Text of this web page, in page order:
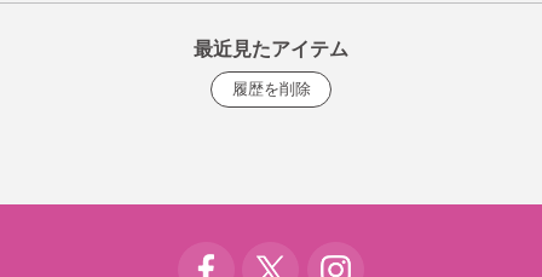
最近見たアイテム